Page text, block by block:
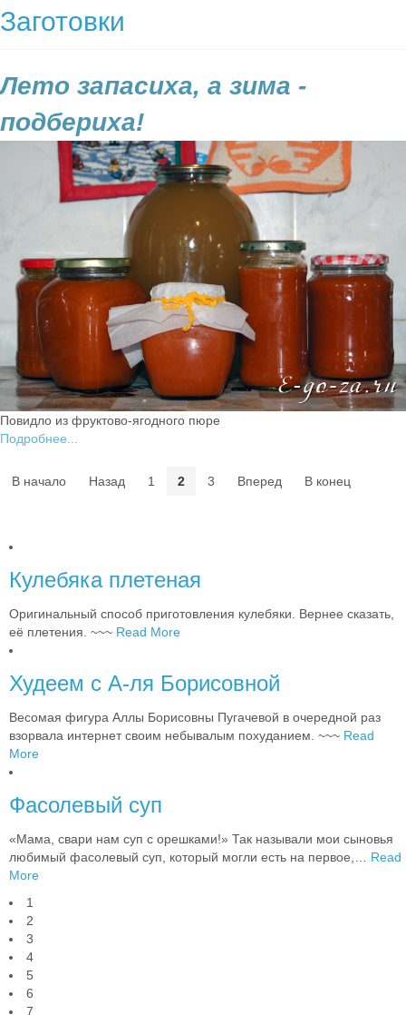
Заготовки
Лето запасиха, а зима -
подбериха!
Повидло из фруктово-ягодного пюре
Подробнее...
В начало Назад 1 2 3 Вперед В конец
Кулебяка плетеная
Оригинальный способ приготовления кулебяки. Вернее сказать,
её плетения. ~~~ Read More
Худеем с А-ля Борисовной
Весомая фигура Аллы Борисовны Пугачевой в очередной раз
взорвала интернет своим небывалым похуданием. ~~~ Read
More
Фасолевый суп
«Мама, свари нам суп с орешками!» Так называли мои сыновья
любимый фасолевый суп, который могли есть на первое,
Read
More
1
2
3
4
5
6
7